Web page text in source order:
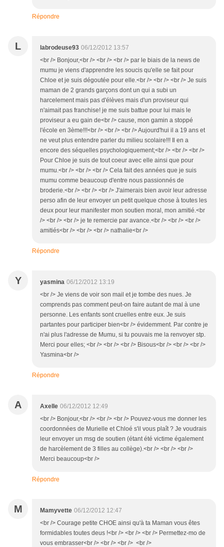
Répondre
L labrodeuse93 06/12/2012 13:57
<br /> Bonjour,<br /> <br /> <br /> par le biais de la news de
mumu je viens d'apprendre les soucis qu'elle se fait pour
Chloe et je suis dégoutée pour elle.<br /> <br /> <br /> Je suis
maman de 2 grands garçons dont un qui a subi un
harcelement mais pas d'élèves mais d'un proviseur qui
n'aimait pas franchise! je me suis battue pour lui mais le
proviseur a eu gain de<br /> cause, mon gamin a stoppé
l'école en 3ème!!!<br /> <br /> <br /> Aujourd'hui il a 19 ans et
ne veut plus entendre parler du milieu scolaire!!! Il en a
encore des séquelles psychologiquement;<br /> <br /> <br />
Pour Chloe je suis de tout coeur avec elle ainsi que pour
mumu.<br /> <br /> <br /> Cela fait des années que je suis
mumu comme beaucoup d'entre nous passionnés de
broderie.<br /> <br /> <br /> J'aimerais bien avoir leur adresse
perso afin de leur envoyer un petit quelque chose à toutes les
deux pour leur manifester mon soutien moral, mon amitié.<br
/> <br /> <br /> je te remercie par avance.<br /> <br /> <br />
amitiés<br /> <br /> <br /> nathalie<br />
Répondre
Y yasmina 06/12/2012 13:19
<br /> Je viens de voir son mail et je tombe des nues. Je
comprends pas comment peut-on faire autant de mal à une
personne. Les enfants sont cruelles entre eux. Je suis
partantes pour participer bien<br /> évidemment. Par contre je
n'ai plus l'adresse de Mumu, si tu pouvais me la renvoyer stp.
Merci pour elles; <br /> <br /> <br /> Bisous<br /> <br /> <br />
Yasmina<br />
Répondre
A Axelle 06/12/2012 12:49
<br /> Bonjour,<br /> <br /> <br /> Pouvez-vous me donner les
coordonnées de Murielle et Chloé s'il vous plaît ? Je voudrais
leur envoyer un msg de soutien (étant été victime également
de harcèlement de 3 filles au collège).<br /> <br /> <br />
Merci beaucoup<br />
Répondre
M Mamyvette 06/12/2012 12:47
<br /> Courage petite CHOE ainsi qu'à ta Maman vous êtes
formidables toutes deus !<br /> <br /> <br /> Permettez-mo de
vous embrasser<br /> <br /> <br /> <br />